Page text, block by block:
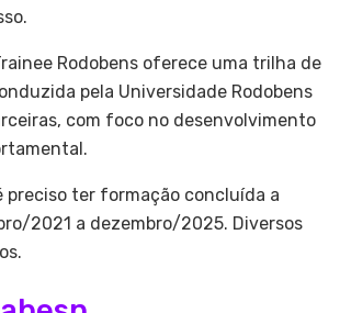
Rodobens oferece uma trilha de
pela Universidade Rodobens
com foco no desenvolvimento
preciso ter formação concluída a
2021 a dezembro/2025. Diversos